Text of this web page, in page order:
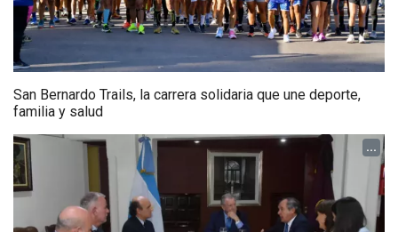
San Bernardo Trails, la carrera solidaria que une deporte,
familia y salud
...